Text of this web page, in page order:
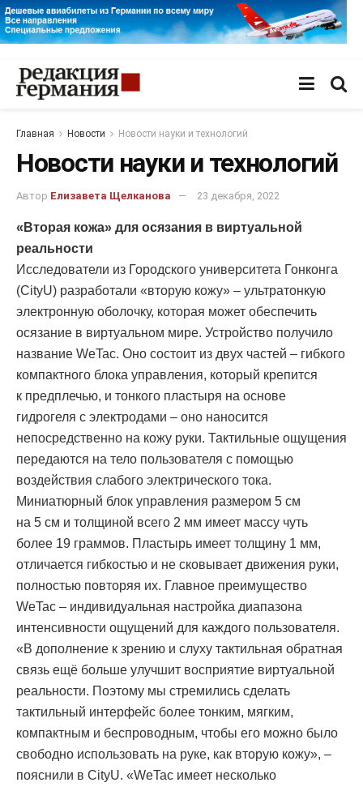
Главная Новости Новости науки и технологий
Новости науки и технологий
Автор Елизавета Щелканова 23 декабря, 2022
«Вторая кожа» для осязания в виртуальной
реальности
Исследователи из Городского университета Гонконга
(CityU) разработали «вторую кожу» – ультратонкую
электронную оболочку, которая может обеспечить
осязание в виртуальном мире. Устройство получило
название WeTac. Оно состоит из двух частей – гибкого
компактного блока управления, который крепится
к предплечью, и тонкого пластыря на основе
гидрогеля с электродами – оно наносится
непосредственно на кожу руки. Тактильные ощущения
передаются на тело пользователя с помощью
воздействия слабого электрического тока.
Миниатюрный блок управления размером 5 см
на 5 см и толщиной всего 2 мм имеет массу чуть
более 19 граммов. Пластырь имеет толщину 1 мм,
отличается гибкостью и не сковывает движения руки,
полностью повторяя их. Главное преимущество
WeTac – индивидуальная настройка диапазона
интенсивности ощущений для каждого пользователя.
«В дополнение к зрению и слуху тактильная обратная
связь ещё больше улучшит восприятие виртуальной
реальности. Поэтому мы стремились сделать
тактильный интерфейс более тонким, мягким,
компактным и беспроводным, чтобы его можно было
свободно использовать на руке, как вторую кожу», –
пояснили в CityU. «WeTac имеет несколько